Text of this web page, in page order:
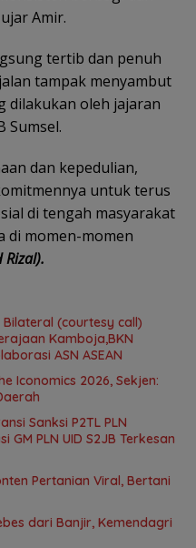
Amir.
tertib dan penuh
tampak menyambut
dilakukan oleh jajaran
Sumsel.
dan kepedulian,
untuk terus
di tengah masyarakat
di momen-momen
Rizal).
(courtesy call)
Kamboja,BKN
ASN ASEAN
Iconomics 2026, Sekjen:
Sanksi P2TL PLN
PLN UID S2JB Terkesan
Pertanian Viral, Bertani
dari Banjir, Kemendagri